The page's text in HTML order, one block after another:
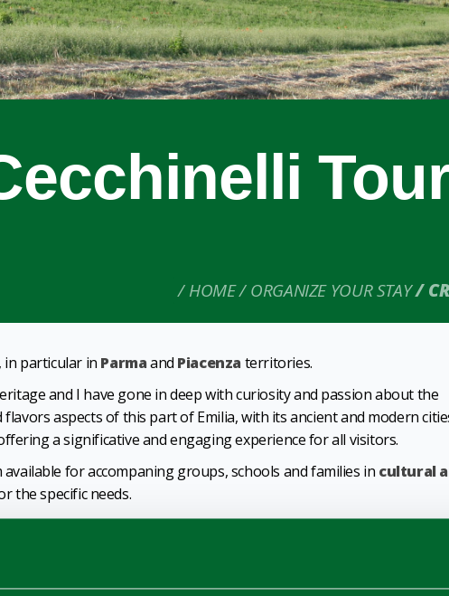
HOME ORGANIZE YOUR STAY
in particular in Parmaand Piacenza territories.
and I have gone in deep with curiosity and passion about the
aspects of this part of Emilia, with its ancient and modern
a significative and engaging experience for all visitors.
for accompaning groups, schools and families in cultural
the specific needs.
1/0